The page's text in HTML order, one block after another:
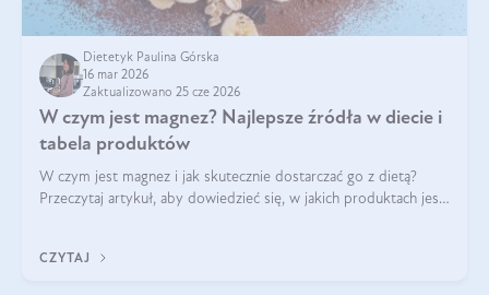
Dietetyk Paulina Górska
16 mar 2026
Zaktualizowano 25 cze 2026
W czym jest magnez? Najlepsze źródła w diecie i
tabela produktów
W czym jest magnez i jak skutecznie dostarczać go z dietą?
Przeczytaj artykuł, aby dowiedzieć się, w jakich produktach jest
CZYTAJ